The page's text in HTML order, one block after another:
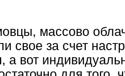
массово
свое за счет
а вот